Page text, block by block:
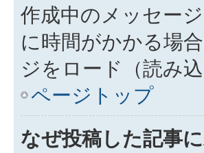
作成中のメッセー
に時間がかかる場
ジをロード（読み
ページトップ
なぜ投稿した記事